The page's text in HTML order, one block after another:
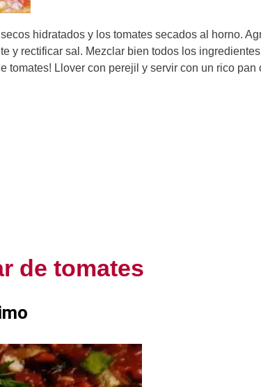
hidratados y los tomates secados al horno.
y rectificar sal. Mezclar bien todos los
tomates! Llover con perejil y servir con un rico pan
de tomates